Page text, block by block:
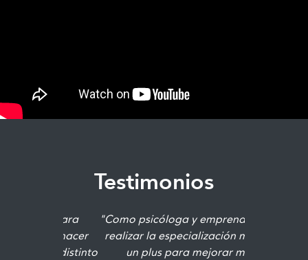
Testimonios
"Como psicóloga y emprendedora,
realizar la especialización me dió
un plus para mejorar mis